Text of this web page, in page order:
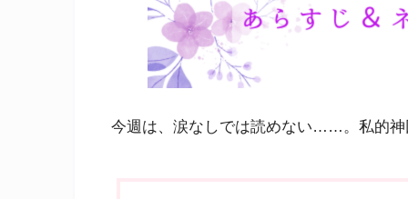
今週は、涙なしでは読めない……。私的神